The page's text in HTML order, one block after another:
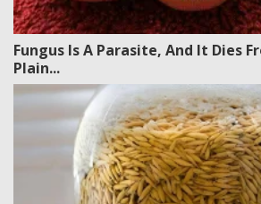
Fungus Is A Parasite, And It Dies
Plain...